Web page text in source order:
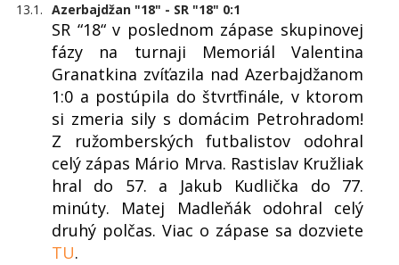
13.1. Azerbajdžan "18" - SR "18" 0:1
SR “18“ v poslednom zápase skupinovej
fázy na turnaji Memoriál Valentina
Granatkina zvíťazila nad Azerbajdžanom
1:0 a postúpila do štvrťfinále, v ktorom
si zmeria sily s domácim Petrohradom!
Z ružomberských futbalistov odohral
celý zápas Mário Mrva. Rastislav Kružliak
hral do 57. a Jakub Kudlička do 77.
minúty. Matej Madleňák odohral celý
druhý polčas. Viac o zápase sa dozviete
TU.